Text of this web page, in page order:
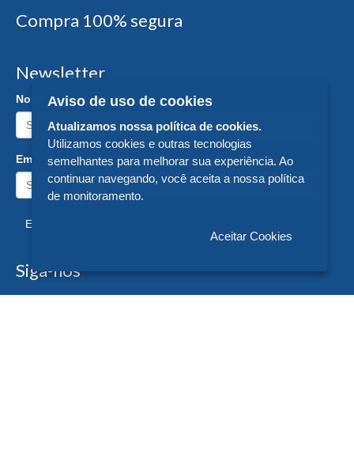
Compra 100% segura
Newsletter
Nome:
Email:
Enviar
Siga-nos
Aviso de uso de cookies
Atualizamos nossa política de cookies.
Utilizamos cookies e outras tecnologias
semelhantes para melhorar sua experiência. Ao
continuar navegando, você aceita a nossa política
de monitoramento.
Aceitar Cookies